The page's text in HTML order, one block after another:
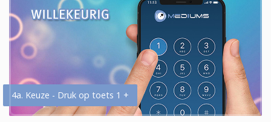
4a. Keuze - Druk op toets 1 +